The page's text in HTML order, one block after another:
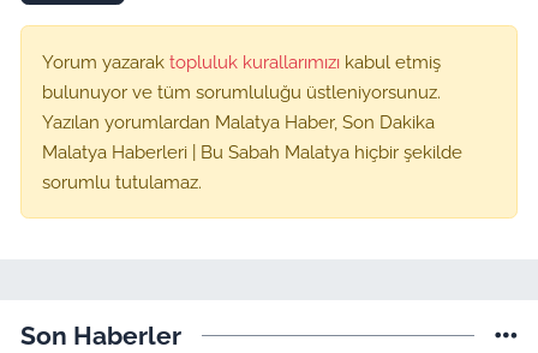
Yorum yazarak topluluk kurallarımızı kabul etmiş
bulunuyor ve tüm sorumluluğu üstleniyorsunuz.
Yazılan yorumlardan Malatya Haber, Son Dakika
Malatya Haberleri | Bu Sabah Malatya hiçbir şekilde
sorumlu tutulamaz.
Son Haberler